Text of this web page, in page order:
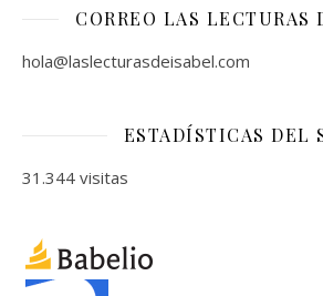
CORREO LAS LECTURAS
hola@laslecturasdeisabel.com
ESTADÍSTICAS DEL
31.344 visitas